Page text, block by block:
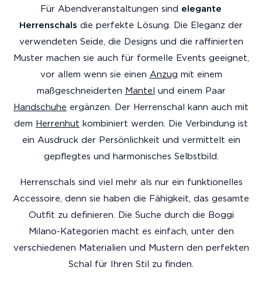
Für Abendveranstaltungen sind elegante
Herrenschals die perfekte Lösung. Die Eleganz der
verwendeten Seide, die Designs und die raffinierten
Muster machen sie auch für formelle Events geeignet,
vor allem wenn sie einen Anzug mit einem
maßgeschneiderten Mantel und einem Paar
Handschuhe ergänzen. Der Herrenschal kann auch mit
dem Herrenhut kombiniert werden. Die Verbindung ist
ein Ausdruck der Persönlichkeit und vermittelt ein
gepflegtes und harmonisches Selbstbild.
Herrenschals sind viel mehr als nur ein funktionelles
Accessoire, denn sie haben die Fähigkeit, das gesamte
Outfit zu definieren. Die Suche durch die Boggi
Milano-Kategorien macht es einfach, unter den
verschiedenen Materialien und Mustern den perfekten
Schal für Ihren Stil zu finden.